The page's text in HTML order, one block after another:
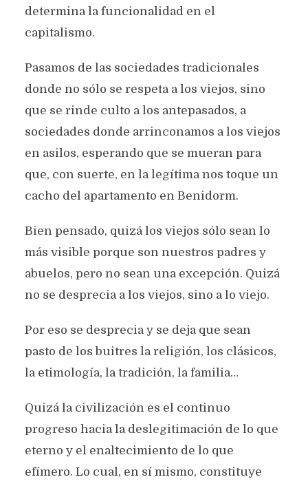
determina la funcionalidad en el
capitalismo.
Pasamos de las sociedades tradicionales
donde no sólo se respeta a los viejos, sino
que se rinde culto a los antepasados, a
sociedades donde arrinconamos a los viejos
en asilos, esperando que se mueran para
que, con suerte, en la legítima nos toque un
cacho del apartamento en Benidorm.
Bien pensado, quizá los viejos sólo sean lo
más visible porque son nuestros padres y
abuelos, pero no sean una excepción. Quizá
no se desprecia a los viejos, sino a lo viejo.
Por eso se desprecia y se deja que sean
pasto de los buitres la religión, los clásicos,
la etimología, la tradición, la familia…
Quizá la civilización es el continuo
progreso hacia la deslegitimación de lo que
eterno y el enaltecimiento de lo que
efímero. Lo cual, en sí mismo, constituye